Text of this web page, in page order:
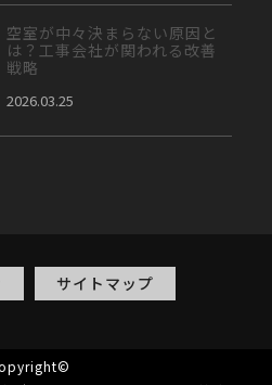
空室が中々決まらない原因と
は？工事会社が関われる改善
戦略
2026.03.25
サイトマップ